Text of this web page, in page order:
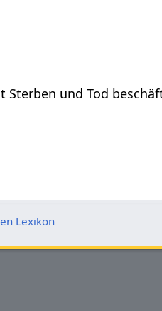
und Tod
Lexikon